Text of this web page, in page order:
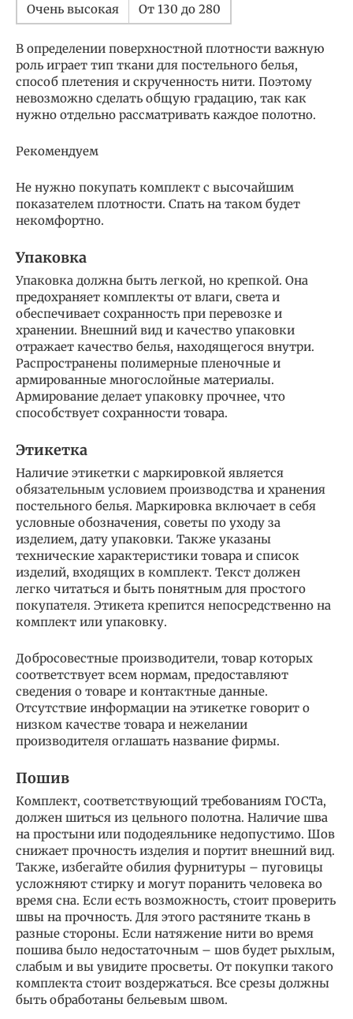
Очень высокая
От 130 до 280
В определении поверхностной плотности важную
роль играет тип ткани для постельного белья,
способ плетения и скрученность нити. Поэтому
невозможно сделать общую градацию, так как
нужно отдельно рассматривать каждое полотно.
Рекомендуем
Не нужно покупать комплект с высочайшим
показателем плотности. Спать на таком будет
некомфортно.
Упаковка
Упаковка должна быть легкой, но крепкой. Она
предохраняет комплекты от влаги, света и
обеспечивает сохранность при перевозке и
хранении. Внешний вид и качество упаковки
отражает качество белья, находящегося внутри.
Распространены полимерные пленочные и
армированные многослойные материалы.
Армирование делает упаковку прочнее, что
способствует сохранности товара.
Этикетка
Наличие этикетки с маркировкой является
обязательным условием производства и хранения
постельного белья. Маркировка включает в себя
условные обозначения, советы по уходу за
изделием, дату упаковки. Также указаны
технические характеристики товара и список
изделий, входящих в комплект. Текст должен
легко читаться и быть понятным для простого
покупателя. Этикета крепится непосредственно на
комплект или упаковку.
Добросовестные производители, товар которых
соответствует всем нормам, предоставляют
сведения о товаре и контактные данные.
Отсутствие информации на этикетке говорит о
низком качестве товара и нежелании
производителя оглашать название фирмы.
Пошив
Комплект, соответствующий требованиям ГОСТа,
должен шиться из цельного полотна. Наличие шва
на простыни или пододеяльнике недопустимо. Шов
снижает прочность изделия и портит внешний вид.
Также, избегайте обилия фурнитуры – пуговицы
усложняют стирку и могут поранить человека во
время сна. Если есть возможность, стоит проверить
швы на прочность. Для этого растяните ткань в
разные стороны. Если натяжение нити во время
пошива было недостаточным – шов будет рыхлым,
слабым и вы увидите просветы. От покупки такого
комплекта стоит воздержаться. Все срезы должны
быть обработаны бельевым швом.